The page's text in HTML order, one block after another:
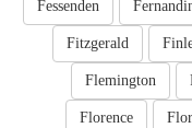
Fessenden
Fitzgerald
Flemington
Florence